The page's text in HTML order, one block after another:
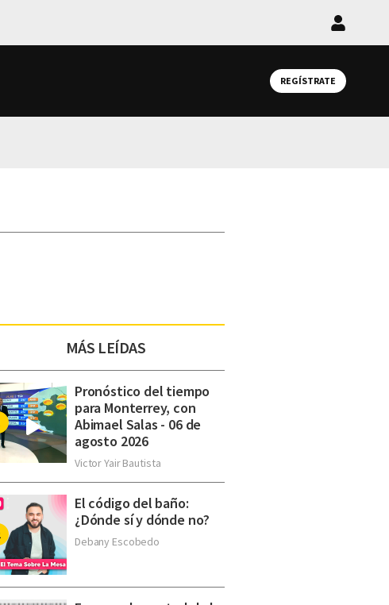
Iniciar
REGÍSTRATE
MÁS LEÍDAS
Pronóstico del tiempo
para Monterrey, con
Abimael Salas - 06 de
agosto 2026
Victor Yair Bautista
El código del baño:
¿Dónde sí y dónde no?
Debany Escobedo